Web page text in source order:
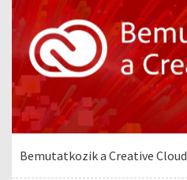
Bemutatkozik a Creative Cloud